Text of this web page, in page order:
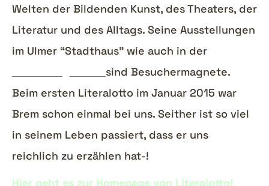
Welten der Bildenden Kunst, des Theaters, der
Literatur und des Alltags. Seine Ausstellungen
im Ulmer “Stadthaus” wie auch in der
sind Besuchermagnete.
Beim ersten Literalotto im Januar 2015 war
Brem schon einmal bei uns. Seither ist so viel
in seinem Leben passiert, dass er uns
reichlich zu erzählen hat-!
Hier geht es zur Homepage von Literalotto!